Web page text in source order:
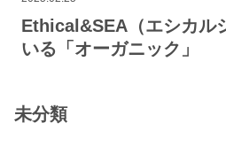
Ethical&SEA（エシカル
いる「オーガニック」
未分類